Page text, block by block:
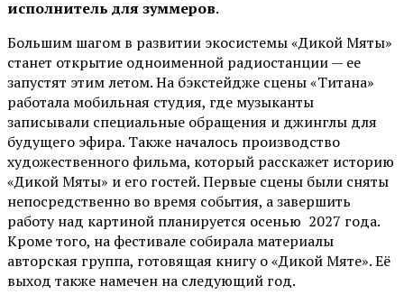
исполнитель для зуммеров.
Большим шагом в развитии экосистемы «Дикой Мяты»
станет открытие одноименной радиостанции — ее
запустят этим летом. На бэкстейдже сцены «Титана»
работала мобильная студия, где музыканты
записывали специальные обращения и джинглы для
будущего эфира. Также началось производство
художественного фильма, который расскажет историю
«Дикой Мяты» и его гостей. Первые сцены были сняты
непосредственно во время события, а завершить
работу над картиной планируется осенью 2027 года.
Кроме того, на фестивале собирала материалы
авторская группа, готовящая книгу о «Дикой Мяте». Её
выход также намечен на следующий год.